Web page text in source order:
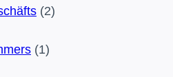
(2)
(1)